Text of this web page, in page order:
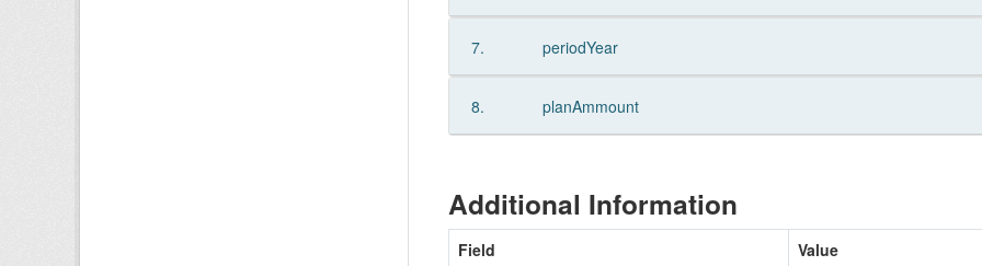
7. periodYear
8. planAmmount
Additional Information
Field
Value